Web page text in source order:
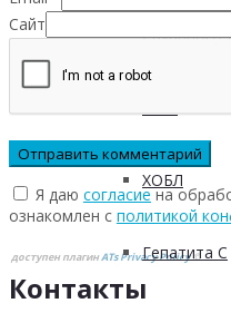
Сахарного
ХОБЛ
Гепатита С
Сайт
Я даю согласиена
ознакомлен с политикой
доступен плагинATs Privacy Policy©
Контакты